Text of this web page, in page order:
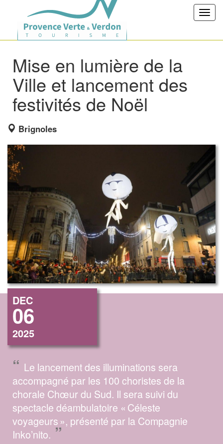
Mise en lumière de la
Ville et lancement des
festivités de Noël
Brignoles
DEC
06
2025
“ Le lancement des illuminations sera
accompagné par les 100 choristes de la
chorale Chœur du Sud. Il sera suivi du
spectacle déambulatoire « Céleste
voyageurs », présenté par la Compagnie
Inko’nito. ”